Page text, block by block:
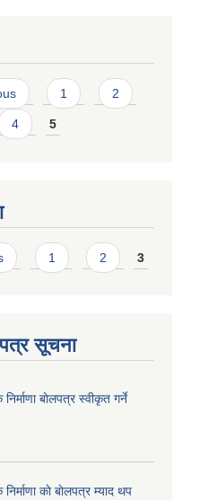
1 2
4 5
1 2 3
सूचना
बाेलपत्र स्वीकृत गर्ने
काे बाेलपत्र म्याद थप